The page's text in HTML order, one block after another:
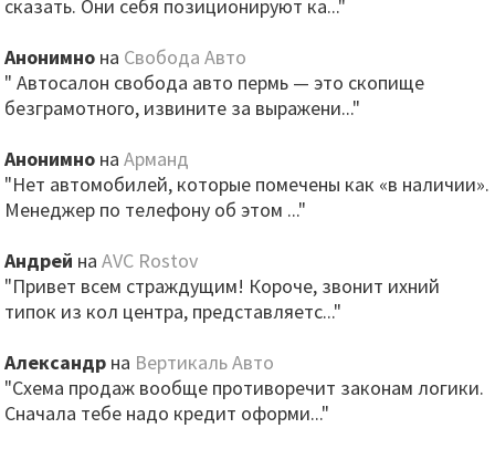
сказать. Они себя позиционируют ка..."
Анонимно на Свобода Авто
" Автосалон свобода авто пермь — это скопище
безграмотного, извините за выражени..."
Анонимно наАрманд
"Нет автомобилей, которые помечены как «в наличии».
Менеджер по телефону об этом ..."
Андрей наAVC Rostov
"Привет всем страждущим! Короче, звонит ихний
типок из кол центра, представляетс..."
Александр на Вертикаль Авто
"Схема продаж вообще противоречит законам логики.
Сначала тебе надо кредит оформи..."